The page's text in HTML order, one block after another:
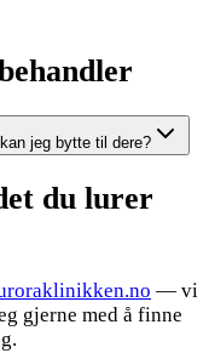
jeg bytte til dere?
du lurer
— vi
gjerne med å finne